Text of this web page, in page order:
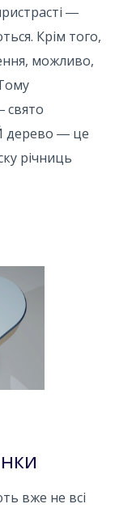
―
Крім того,
можливо,
свято
дерево ― це
річниць
вже не всі